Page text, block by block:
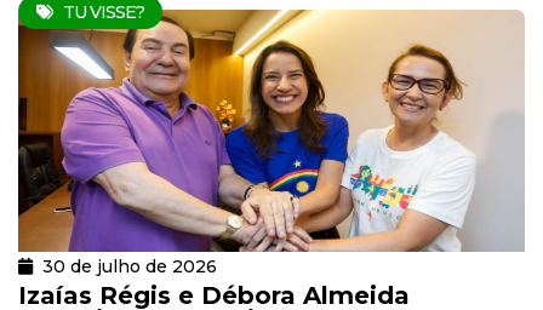
TU VISSE?
30 de julho de 2026
Izaías Régis e Débora Almeida